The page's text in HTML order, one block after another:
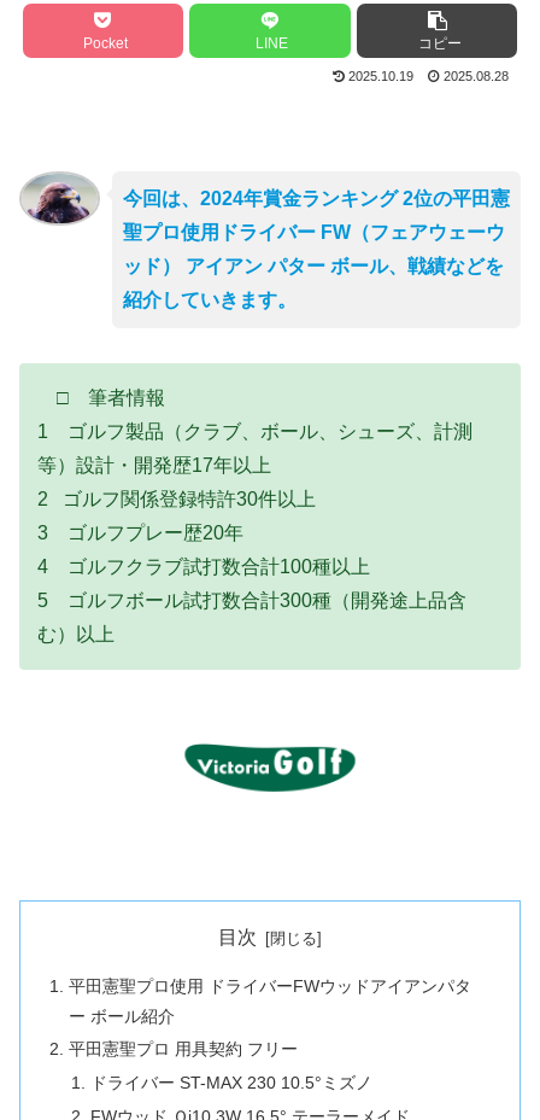
Pocket LINE コピー
2025.10.19 2025.08.28
今回は、2024年賞金ランキング 2位の平田憲
聖プロ使用ドライバー FW（フェアウェーウ
ッド） アイアン パター ボール、戦績などを
紹介していきます。
□ 筆者情報
1 ゴルフ製品（クラブ、ボール、シューズ、計測
等）設計・開発歴17年以上
2 ゴルフ関係登録特許30件以上
3 ゴルフプレー歴20年
4 ゴルフクラブ試打数合計100種以上
5 ゴルフボール試打数合計300種（開発途上品含
む）以上
目次
平田憲聖プロ使用 ドライバーFWウッドアイアンパタ
ー ボール紹介
平田憲聖プロ 用具契約 フリー
ドライバー ST-MAX 230 10.5°ミズノ